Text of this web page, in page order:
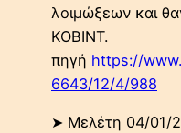
λοιμώξεων και
ΚΟΒΙΝΤ.
πηγή https://
6643/12/4/988
➤ Μελέτη 04/01/